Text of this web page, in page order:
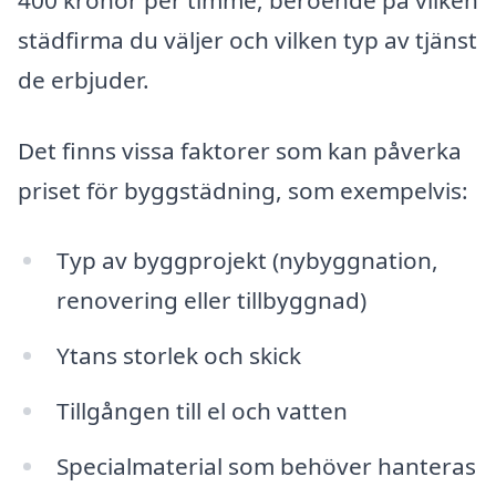
städfirma du väljer och vilken typ av tjänst
de erbjuder.
Det finns vissa faktorer som kan påverka
priset för byggstädning, som exempelvis:
Typ av byggprojekt (nybyggnation,
renovering eller tillbyggnad)
Ytans storlek och skick
Tillgången till el och vatten
Specialmaterial som behöver hanteras